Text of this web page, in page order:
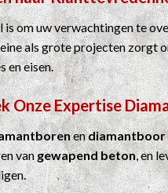
is om uw verwachtingen te
als grote projecten zorgt
en eisen.
Onze Expertise
endiamantboor
vangewapend beton, en